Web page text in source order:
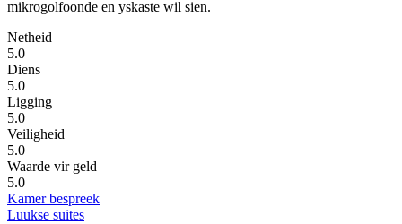
mikrogolfoonde en yskaste wil sien.
Netheid
5.0
Diens
5.0
Ligging
5.0
Veiligheid
5.0
Waarde vir geld
5.0
Kamer bespreek
Luukse suites